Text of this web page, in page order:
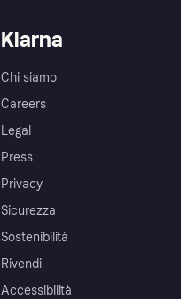
Klarna
Chi siamo
Careers
Legal
Press
Privacy
Sicurezza
Sostenibilità
Rivendi
Accessibilità